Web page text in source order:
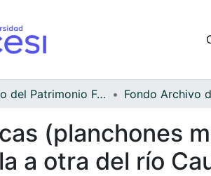
Archivo del Patrimonio Fotográfico y Fílmico del Valle del Cauca
(planchones
a otra del río